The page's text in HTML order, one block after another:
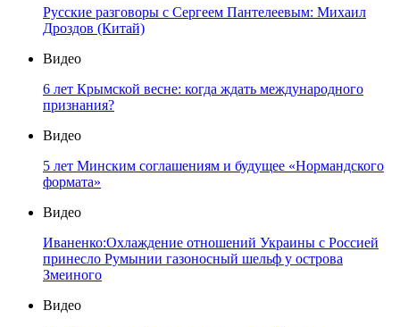
Русские разговоры с Сергеем Пантелеевым: Михаил
Дроздов (Китай)
Видео
6 лет Крымской весне: когда ждать международного
признания?
Видео
5 лет Минским соглашениям и будущее «Нормандского
формата»
Видео
Иваненко:Охлаждение отношений Украины с Россией
принесло Румынии газоносный шельф у острова
Змеиного
Видео